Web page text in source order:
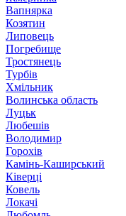
Вапнярка
Козятин
Липовець
Погребище
Тростянець
Турбів
Хмільник
Волинська область
Луцьк
Любешів
Володимир
Горохів
Камінь-Каширський
Ківерці
Ковель
Локачі